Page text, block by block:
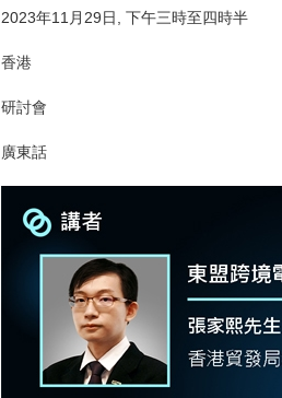
2023年11月29日, 下午三時至四時半
香港
研討會
廣東話